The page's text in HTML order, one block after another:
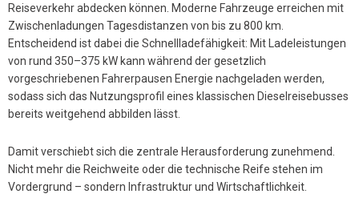
Reiseverkehr abdecken können. Moderne Fahrzeuge erreichen mit
Zwischenladungen Tagesdistanzen von bis zu 800 km.
Entscheidend ist dabei die Schnellladefähigkeit: Mit Ladeleistungen
von rund 350–375 kW kann während der gesetzlich
vorgeschriebenen Fahrerpausen Energie nachgeladen werden,
sodass sich das Nutzungsprofil eines klassischen Dieselreisebusses
bereits weitgehend abbilden lässt.
Damit verschiebt sich die zentrale Herausforderung zunehmend.
Nicht mehr die Reichweite oder die technische Reife stehen im
Vordergrund – sondern Infrastruktur und Wirtschaftlichkeit.